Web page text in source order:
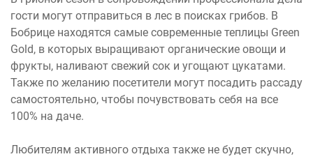
гости могут отправиться в лес в поисках грибов. В
Бобрице находятся самые современные теплицы Green
Gold, в которых выращивают органические овощи и
фрукты, наливают свежий сок и угощают цукатами.
Также по желанию посетители могут посадить рассаду
самостоятельно, чтобы почувствовать себя на все
100% на даче.
Любителям активного отдыха также не будет скучно,